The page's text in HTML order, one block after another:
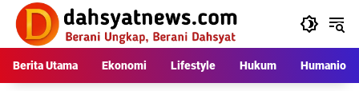
Langsung
konten
Berita Utama Ekonomi Lifestyle Hukum Humaniora